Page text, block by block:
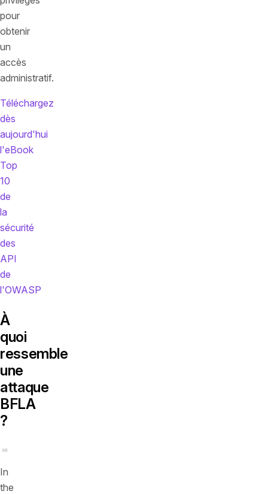
pour
obtenir
un
accès
administratif.
Téléchargez
dès
aujourd'hui
l'eBook
Top
10
de
la
sécurité
des
API
de
l'OWASP
À
quoi
ressemble
une
attaque
BFLA
?
In
the